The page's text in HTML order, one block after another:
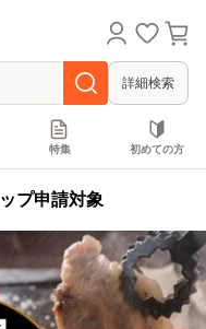
詳細検索
特集 初めての方
プ申請対象